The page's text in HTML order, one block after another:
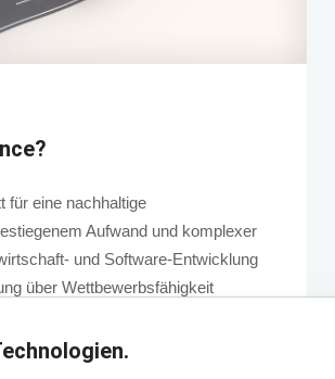
für eine nachhaltige
Aufwand und komplexer
und Software-Entwicklung
über Wettbewerbsfähigkeit
hat.
Zeit in Kraft. Wie fällt Ihr Fazit